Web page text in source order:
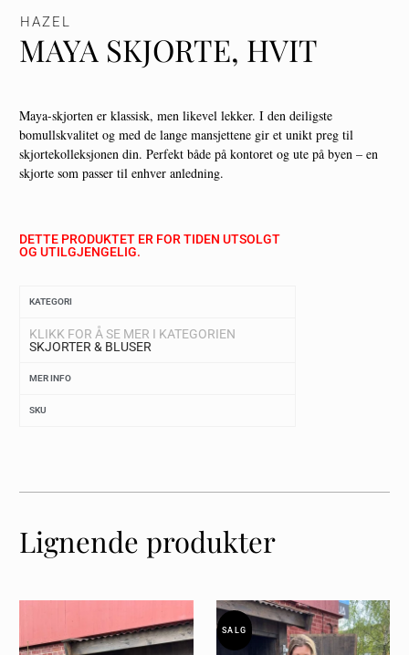
HAZEL
MAYA SKJORTE, HVIT
Maya-skjorten er klassisk, men likevel lekker. I den deiligste
bomullskvalitet og med de lange mansjettene gir et unikt preg til
skjortekolleksjonen din. Perfekt både på kontoret og ute på byen – en
skjorte som passer til enhver anledning.
DETTE PRODUKTET ER FOR TIDEN UTSOLGT
OG UTILGJENGELIG.
KATEGORI
KLIKK FOR Å SE MER I KATEGORIEN
SKJORTER & BLUSER
MER INFO
SKU
Lignende produkter
SALG